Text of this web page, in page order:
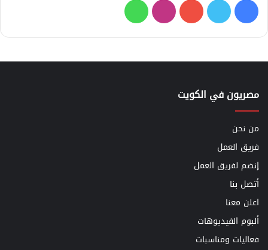
فيسبوك
تويتر يوتيوبانستقرامواتساب
مصريون في الكويت
من نحن
فريق العمل
إنضم لفريق العمل
أتصل بنا
اعلن معنا
ألبوم الفيديوهات
فعاليات ومناسبات